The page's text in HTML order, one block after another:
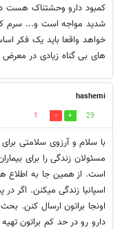
کمبود دارو وحشتناک هست
شدید مواجه است و... سرم که
خواهد واقعا باید یک فکر
های بی گناه زیادی در
hashemi
29
1
با سلام و آرزوی سلامتی
مسئولان زندگی را برای
است. از همین جا به اطلاع
اسپانیا زندگی میکنن. اگر
اونجا براتون ارسال کنن.
دارو رو در حد کم براتون